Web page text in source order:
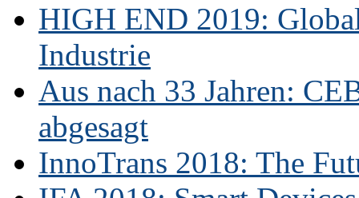
HIGH END 2019:
Industrie
Aus nach 33 Jahren:
abgesagt
InnoTrans 2018: The